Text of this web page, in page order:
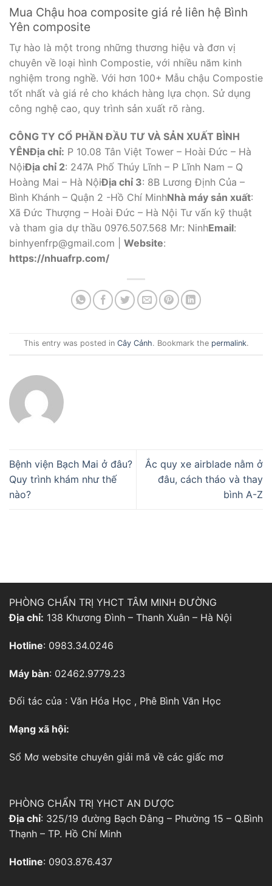
Mua Chậu hoa composite giá rẻ liên hệ Bình
Yên composite
Tự hào là một trong những thương hiệu và đơn vị
chuyên về loại hình Compostie, với nhiều năm kinh
nghiệm trong nghề. Với hơn 100+ Mẫu chậu Compostie
tốt nhất và giá rẻ cho khách hàng lựa chọn. Sử dụng
công nghệ cao, quy trình sản xuất rõ ràng.
CÔNG TY CỔ PHẦN ĐẦU TƯ VÀ SẢN XUẤT BÌNH
YÊNĐịa chỉ: P 10.08 Tân Việt Tower – Hoài Đức – Hà
NộiĐịa chỉ 2: 247A Phố Thúy Lĩnh – P Lĩnh Nam – Q
Hoàng Mai – Hà NộiĐịa chỉ 3: 8B Lương Định Của –
Bình Khánh – Quận 2 -Hồ Chí MinhNhà máy sản xuất:
Xã Đức Thượng – Hoài Đức – Hà Nội Tư vấn kỹ thuật
và tham gia dự thầu 0976.507.568 Mr: NinhEmail:
binhyenfrp@gmail.com | Website:
https://nhuafrp.com/
This entry was posted in Cây Cảnh. Bookmark the permalink.
Bệnh viện Bạch Mai ở đâu?
Quy trình khám như thế
nào?
Ắc quy xe airblade nằm ở
đâu, cách tháo và thay
bình A-Z
PHÒNG CHẨN TRỊ YHCT TÂM MINH ĐƯỜNG
Địa chỉ: 138 Khương Đình – Thanh Xuân – Hà Nội
Hotline: 0983.34.0246
Máy bàn: 02462.9779.23
Đối tác của : Văn Hóa Học , Phê Bình Văn Học
Mạng xã hội:
Sổ Mơ website chuyên giải mã về các giấc mơ
PHÒNG CHẨN TRỊ YHCT AN DƯỢC
Địa chỉ: 325/19 đường Bạch Đằng – Phường 15 – Q.Bình
Thạnh – TP. Hồ Chí Minh
Hotline: 0903.876.437